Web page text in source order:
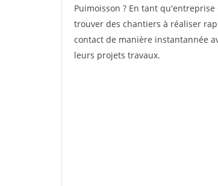
Puimoisson ? En tant
trouver des chantiers à réaliser
contact de manière instantannée
leurs projets travaux.